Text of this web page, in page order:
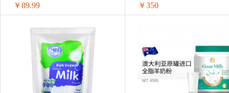
￥89.99
1罐装 ￥95.6(￥95.6/单罐)
2罐装 ￥188.96(￥94.48/单罐)
3罐装 ￥269.97(￥89.99/单罐)
￥350
1盒 ￥350(￥350/单盒)